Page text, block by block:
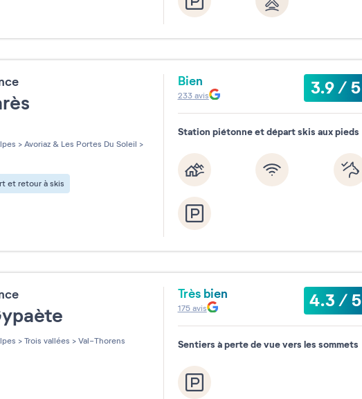
sur 5
> Avoriaz & Les Portes Du Soleil >
et retour à skis
Bien 3.9/5
233avis
Station piétonne et départ skis aux pieds
> Trois vallées > Val-Thorens
Très bien 4.3/5
175avis
Sentiers à perte de vue vers les sommets